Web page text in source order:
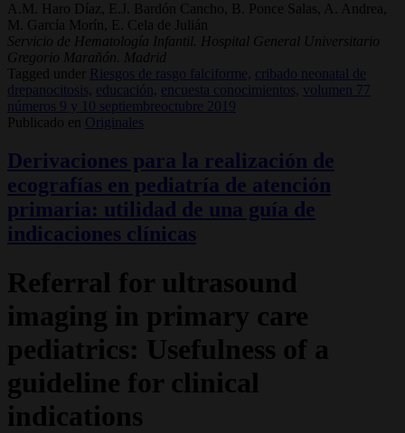
A.M. Haro Díaz, E.J. Bardón Cancho, B. Ponce Salas, A. Andrea,
M. García Morín, E. Cela de Julián
Servicio de Hematología Infantil. Hospital General Universitario
Gregorio Marañón. Madrid
Tagged under
Riesgos de rasgo falciforme, cribado neonatal de
drepanocitosis, educación, encuesta conocimientos, volumen 77
números 9 y 10 septiembreoctubre 2019
Publicado en Originales
Derivaciones para la realización de
ecografías en pediatría de atención
primaria: utilidad de una guía de
indicaciones clínicas
Referral for ultrasound
imaging in primary care
pediatrics: Usefulness of a
guideline for clinical
indications